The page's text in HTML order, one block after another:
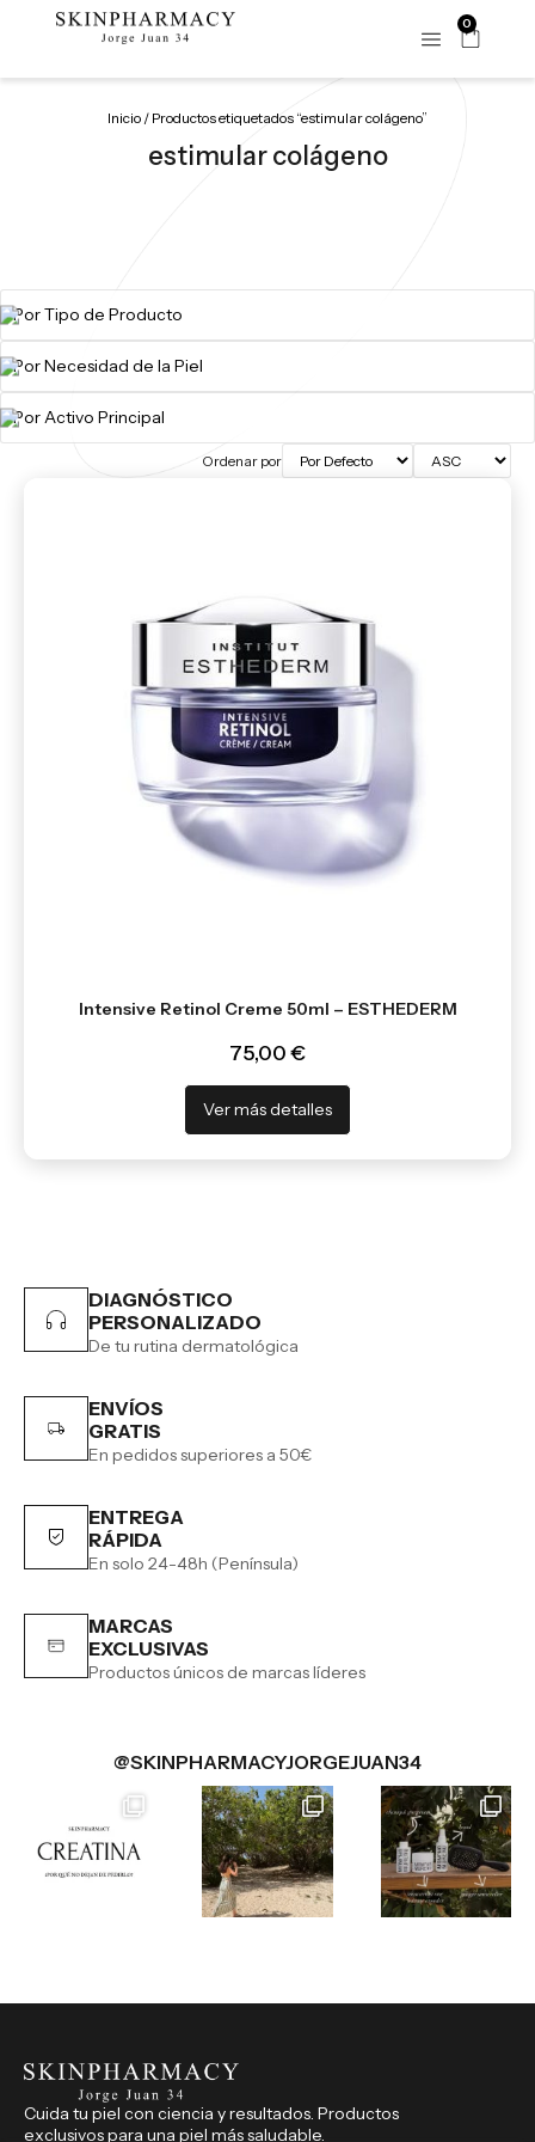
0
Inicio / Productos etiquetados “estimular colágeno”
estimular colágeno
Ordenar por
Intensive Retinol Creme 50ml – ESTHEDERM
75,00 €
Ver más detalles
DIAGNÓSTICO
PERSONALIZADO
De tu rutina dermatológica
ENVÍOS
GRATIS
En pedidos superiores a 50€
ENTREGA
RÁPIDA
En solo 24-48h (Península)
MARCAS
EXCLUSIVAS
Productos únicos de marcas líderes
@SKINPHARMACYJORGEJUAN34
Cuida tu piel con ciencia y resultados. Productos
exclusivos para una piel más saludable.